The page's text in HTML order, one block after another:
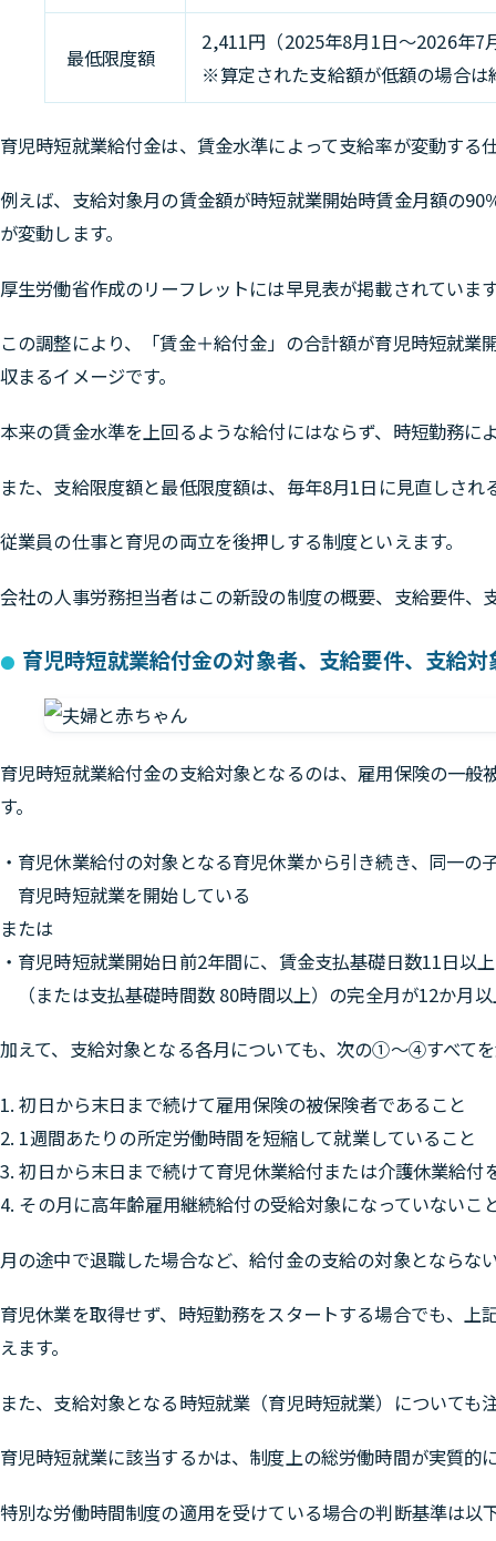
最低限度額
2,411円（2025年8月1日〜2026年7
※算定された支給額が低額の場合
育児時短就業給付金は、賃金水準によって支給率が変動する
例えば、 支給対象月の賃金額が時短就業開始時賃金月額の
が変動します。
厚生労働省作成のリーフレットには早見表が掲載されていま
この調整により、「賃金＋給付金」の合計額が育児時短就
収まるイメージです。
本来の賃金水準を上回るような給付にはならず、時短勤務
また、支給限度額と最低限度額は、毎年8月1日に見直しされ
従業員の仕事と育児の両立を後押しする制度といえます。
会社の人事労務担当者はこの新設の制度の概要、支給要件
育児時短就業給付金の対象者、支給要件、支給
育児時短就業給付金の支給対象となるのは、雇用保険の一
す。
・育児休業給付の対象となる育児休業から引き続き、同一の
育児時短就業を開始している
または
・育児時短就業開始日前2年間に、賃金支払基礎日数11日以上
（または支払基礎時間数 80時間以上）の完全月が12か月
加えて、支給対象となる各月についても、次の①～④すべて
1. 初日から末日まで続けて雇用保険の被保険者であること
2. 1週間あたりの所定労働時間を短縮して就業していること
3. 初日から末日まで続けて育児休業給付または介護休業給付
4. その月に高年齢雇用継続給付の受給対象になっていないこ
月の途中で退職した場合など、給付金の支給の対象とならな
育児休業を取得せず、時短勤務をスタートする場合でも、
えます。
また、 支給対象となる時短就業（育児時短就業）についても
育児時短就業に該当するかは、制度上の総労働時間が実質的
特別な労働時間制度の適用を受けている場合の判断基準は以